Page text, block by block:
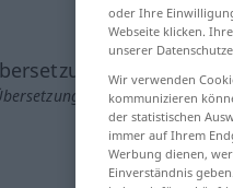
anklicken/antippen)
oder Ihre
Webseite klicken.
unserer
Wir verwenden
kommunizieren
der statistischen
immer auf Ihrem
Werbung dienen,
Einverständnis